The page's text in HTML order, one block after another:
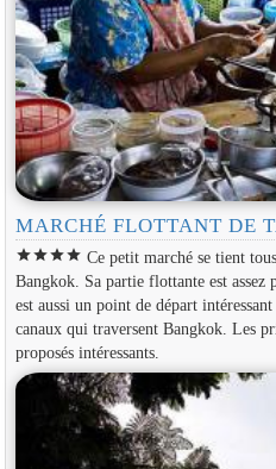
MARCHÉ FLOTTANT DE
starstarstarstar Ce petit marché se tient
Bangkok. Sa partie flottante est assez
est aussi un point de départ
canaux qui traversent Bangkok. Les
proposés intéressants.